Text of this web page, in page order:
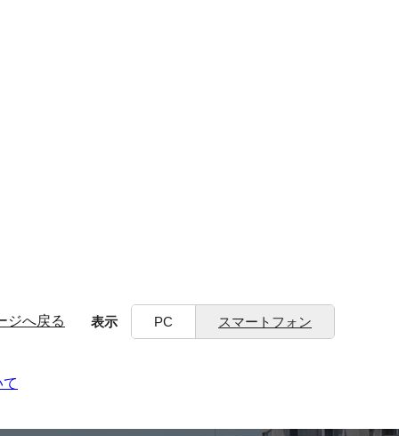
ジへ戻る 表示 PC スマートフォン